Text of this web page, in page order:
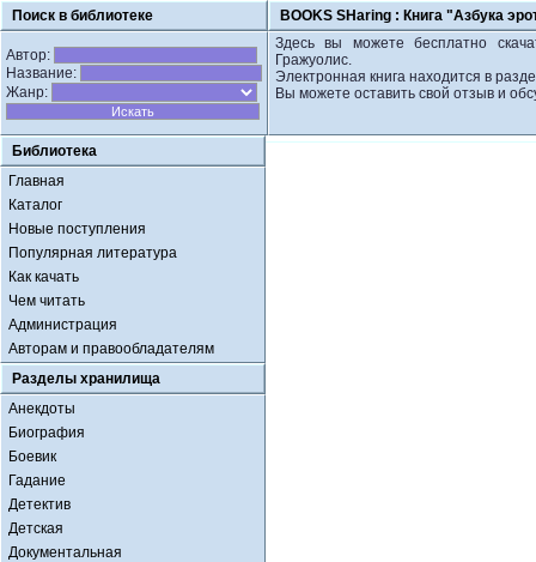
Поиск в библиотеке BOOKS SHaring : Книга "Азбука
Автор:
Название:
Жанр:
Здесь вы можете бесплатно
Гражуолис.
Электронная книга находится в
Вы можете оставить свой отзыв и
Библиотека
Главная
Каталог
Новые поступления
Популярная литература
Как качать
Чем читать
Администрация
Авторам и правообладателям
Разделы хранилища
Анекдоты
Биография
Боевик
Гадание
Детектив
Детская
Документальная